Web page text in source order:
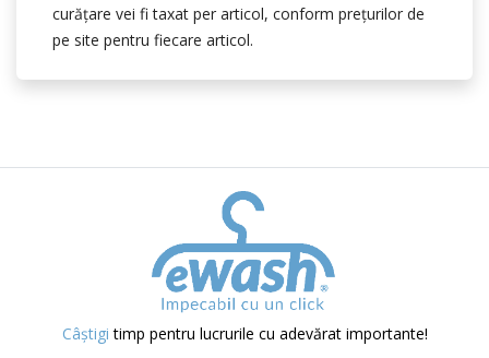
curăţare vei fi taxat per articol, conform preţurilor de
pe site pentru fiecare articol.
Câștigi timp pentru lucrurile cu adevărat importante!